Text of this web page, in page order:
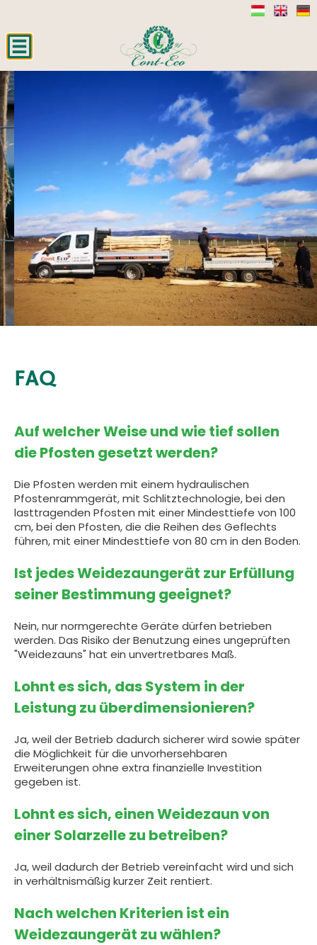
FAQ
Auf welcher Weise und wie tief sollen
die Pfosten gesetzt werden?
Die Pfosten werden mit einem hydraulischen
Pfostenrammgerät, mit Schlitztechnologie, bei den
lasttragenden Pfosten mit einer Mindesttiefe von 100
cm, bei den Pfosten, die die Reihen des Geflechts
führen, mit einer Mindesttiefe von 80 cm in den Boden.
Ist jedes Weidezaungerät zur Erfüllung
seiner Bestimmung geeignet?
Nein, nur normgerechte Geräte dürfen betrieben
werden. Das Risiko der Benutzung eines ungeprüften
"Weidezauns" hat ein unvertretbares Maß.
Lohnt es sich, das System in der
Leistung zu überdimensionieren?
Ja, weil der Betrieb dadurch sicherer wird sowie später
die Möglichkeit für die unvorhersehbaren
Erweiterungen ohne extra finanzielle Investition
gegeben ist.
Lohnt es sich, einen Weidezaun von
einer Solarzelle zu betreiben?
Ja, weil dadurch der Betrieb vereinfacht wird und sich
in verhältnismäßig kurzer Zeit rentiert.
Nach welchen Kriterien ist ein
Weidezaungerät zu wählen?